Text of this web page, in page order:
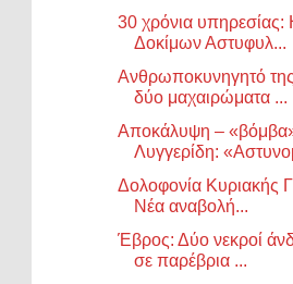
30 χρόνια
Δοκίμων Αστυφυλ...
Ανθρωποκυνηγητό
δύο μαχαιρώματα ...
Αποκάλυψη –
Λυγγερίδη:
Δολοφονία Κυριακής
Νέα αναβολή...
Έβρος: Δύο νεκροί
σε παρέβρια ...